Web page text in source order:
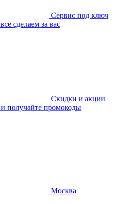
Сервис под ключ
сделаем за вас
Скидки и акции
получайте промокоды
Москва